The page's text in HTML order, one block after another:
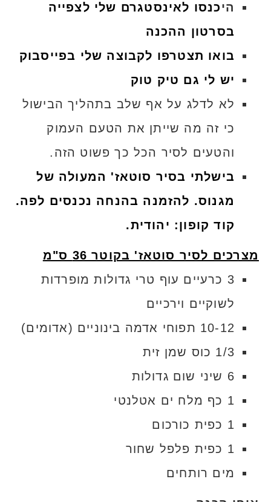
היכנסו לאינסטגרם שלי לצפייה
בסרטון ההכנה
בואו תצטרפו לקבוצה שלי בפייסבוק
יש לי גם טיק טוק
לא לדלג על אף שלב בתהליך הבישול
כי זה מה שייתן את הטעם העמוק
והטעים לסיר הכל כך פשוט הזה.
בישלתי בסיר סוטאז' המעולה של
מגנוס. להזמנה בהנחה נכנסים לפה.
קוד קופון: יהודית.
מצרכים לסיר סוטאז' בקוטר 36 ס"מ
3 כרעיים עוף טרי גדולות מופרדות
לשוקיים וירכיים
10-12 תפוחי אדמה בינוניים (אדומים)
1/3 כוס שמן זית
6 שיני שום גדולות
1 כף מלח ים אטלנטי
1 כפית כורכום
1 כפית פלפל שחור
מים רותחים